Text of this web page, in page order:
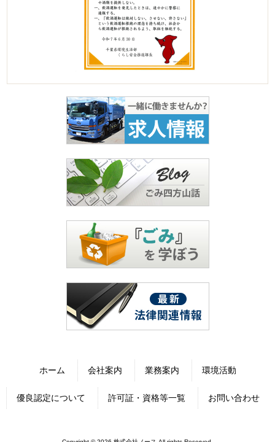
ホーム 会社案内 業務案内 環境活動
優良認定について 許可証・資格等一覧 お問い合わせ